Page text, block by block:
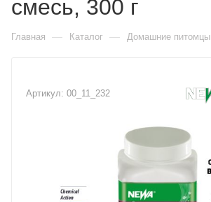
смесь, 300 г
Главная — Каталог — Домашние питомцы
Артикул: 00_11_232